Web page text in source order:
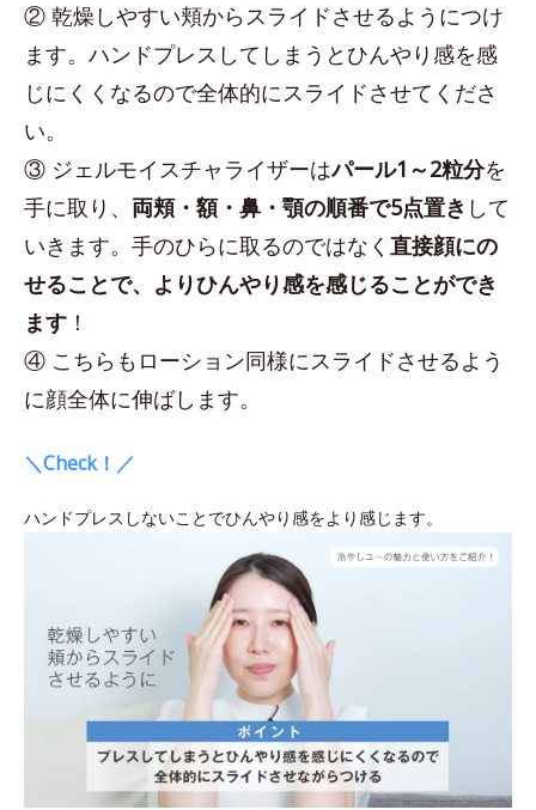
② 乾燥しやすい頬からスライドさせるようにつけ
ます。ハンドプレスしてしまうとひんやり感を感
じにくくなるので全体的にスライドさせてくださ
い。
③ ジェルモイスチャライザーはパール1～2粒分を
手に取り、 両頬・額・鼻・顎の順番で5点置き して
いきます。手のひらに取るのではなく 直接顔にの
せることで、よりひんやり感を感じることができ
ます ！
④ こちらもローション同様にスライドさせるよう
に顔全体に伸ばします。
＼Check！／
ハンドプレスしないことでひんやり感をより感じます。